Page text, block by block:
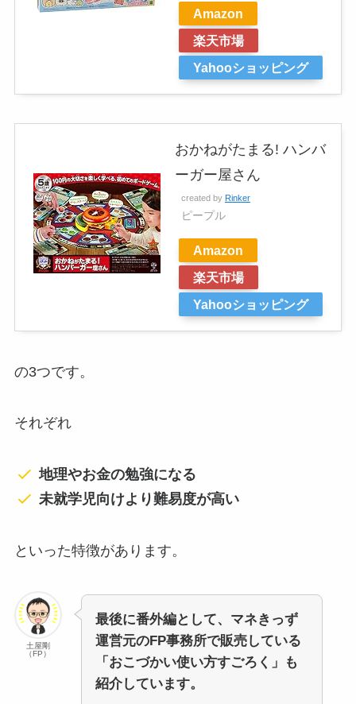
Amazon
楽天市場
Yahooショッピング
おかねがたまる! ハンバ
ーガー屋さん
created by Rinker
ピープル
Amazon
楽天市場
Yahooショッピング
の3つです。
それぞれ
地理やお金の勉強になる
未就学児向けより難易度が高い
といった特徴があります。
土屋剛
（FP）
最後に番外編として、マネきっず
運営元のFP事務所で販売している
「おこづかい使い方すごろく」も
紹介しています。